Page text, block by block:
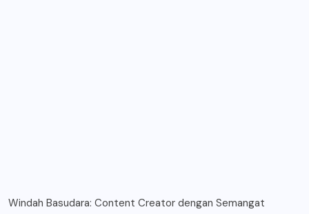
Windah Basudara: Content Creator dengan Semangat